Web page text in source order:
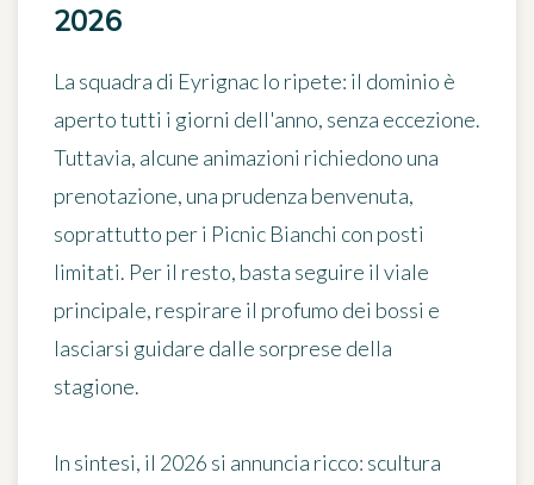
2026
La squadra di Eyrignac lo ripete: il dominio è
aperto tutti i giorni dell'anno, senza eccezione.
Tuttavia, alcune animazioni richiedono una
prenotazione, una prudenza benvenuta,
soprattutto per i Picnic Bianchi con posti
limitati. Per il resto, basta seguire il viale
principale, respirare il profumo dei bossi e
lasciarsi guidare dalle sorprese della
stagione.
In sintesi, il 2026 si annuncia ricco: scultura